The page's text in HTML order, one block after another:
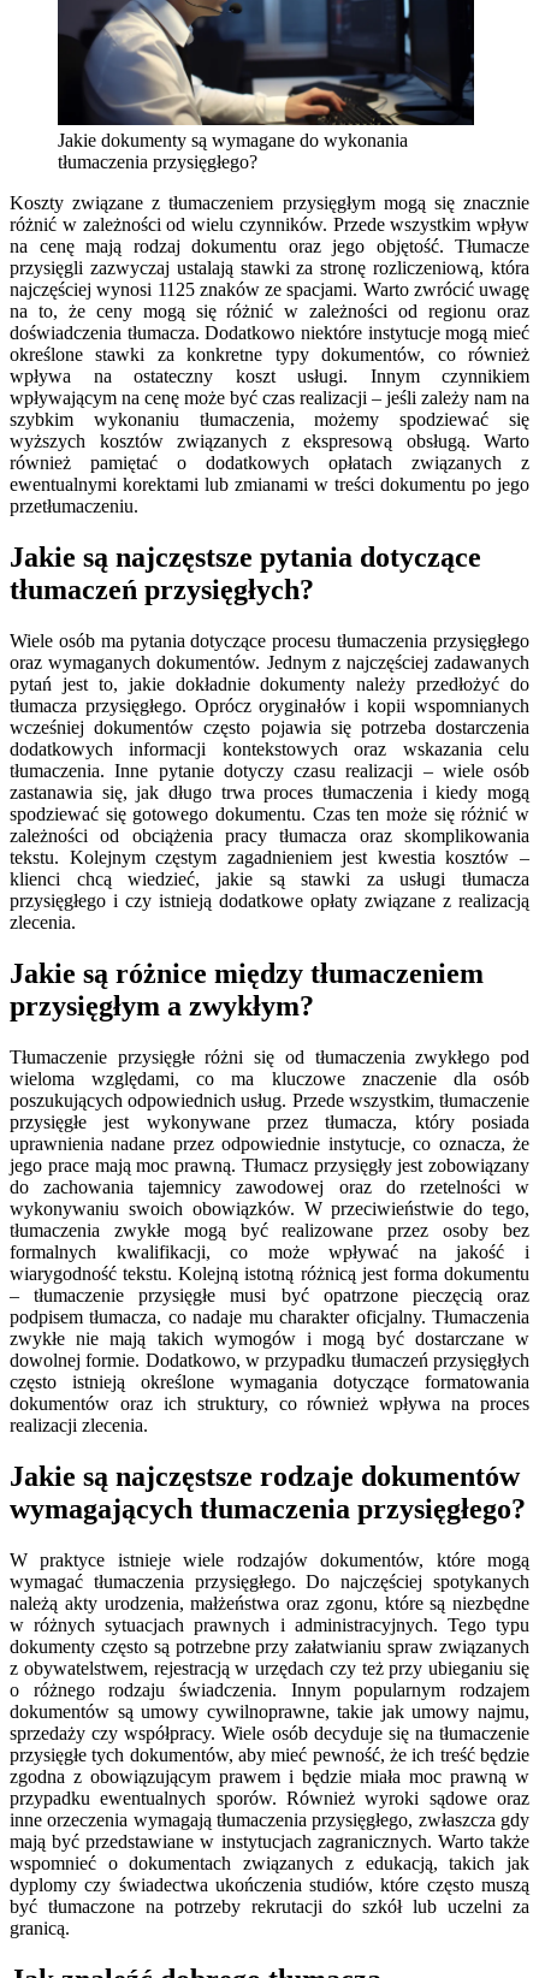
Jakie dokumenty są wymagane do wykonania
tłumaczenia przysięgłego?
Koszty związane z tłumaczeniem przysięgłym mogą się znacznie
różnić w zależności od wielu czynników. Przede wszystkim wpływ
na cenę mają rodzaj dokumentu oraz jego objętość. Tłumacze
przysięgli zazwyczaj ustalają stawki za stronę rozliczeniową, która
najczęściej wynosi 1125 znaków ze spacjami. Warto zwrócić uwagę
na to, że ceny mogą się różnić w zależności od regionu oraz
doświadczenia tłumacza. Dodatkowo niektóre instytucje mogą mieć
określone stawki za konkretne typy dokumentów, co również
wpływa na ostateczny koszt usługi. Innym czynnikiem
wpływającym na cenę może być czas realizacji – jeśli zależy nam na
szybkim wykonaniu tłumaczenia, możemy spodziewać się
wyższych kosztów związanych z ekspresową obsługą. Warto
również pamiętać o dodatkowych opłatach związanych z
ewentualnymi korektami lub zmianami w treści dokumentu po jego
przetłumaczeniu.
Jakie są najczęstsze pytania dotyczące
tłumaczeń przysięgłych?
Wiele osób ma pytania dotyczące procesu tłumaczenia przysięgłego
oraz wymaganych dokumentów. Jednym z najczęściej zadawanych
pytań jest to, jakie dokładnie dokumenty należy przedłożyć do
tłumacza przysięgłego. Oprócz oryginałów i kopii wspomnianych
wcześniej dokumentów często pojawia się potrzeba dostarczenia
dodatkowych informacji kontekstowych oraz wskazania celu
tłumaczenia. Inne pytanie dotyczy czasu realizacji – wiele osób
zastanawia się, jak długo trwa proces tłumaczenia i kiedy mogą
spodziewać się gotowego dokumentu. Czas ten może się różnić w
zależności od obciążenia pracy tłumacza oraz skomplikowania
tekstu. Kolejnym częstym zagadnieniem jest kwestia kosztów –
klienci chcą wiedzieć, jakie są stawki za usługi tłumacza
przysięgłego i czy istnieją dodatkowe opłaty związane z realizacją
zlecenia.
Jakie są różnice między tłumaczeniem
przysięgłym a zwykłym?
Tłumaczenie przysięgłe różni się od tłumaczenia zwykłego pod
wieloma względami, co ma kluczowe znaczenie dla osób
poszukujących odpowiednich usług. Przede wszystkim, tłumaczenie
przysięgłe jest wykonywane przez tłumacza, który posiada
uprawnienia nadane przez odpowiednie instytucje, co oznacza, że
jego prace mają moc prawną. Tłumacz przysięgły jest zobowiązany
do zachowania tajemnicy zawodowej oraz do rzetelności w
wykonywaniu swoich obowiązków. W przeciwieństwie do tego,
tłumaczenia zwykłe mogą być realizowane przez osoby bez
formalnych kwalifikacji, co może wpływać na jakość i
wiarygodność tekstu. Kolejną istotną różnicą jest forma dokumentu
– tłumaczenie przysięgłe musi być opatrzone pieczęcią oraz
podpisem tłumacza, co nadaje mu charakter oficjalny. Tłumaczenia
zwykłe nie mają takich wymogów i mogą być dostarczane w
dowolnej formie. Dodatkowo, w przypadku tłumaczeń przysięgłych
często istnieją określone wymagania dotyczące formatowania
dokumentów oraz ich struktury, co również wpływa na proces
realizacji zlecenia.
Jakie są najczęstsze rodzaje dokumentów
wymagających tłumaczenia przysięgłego?
W praktyce istnieje wiele rodzajów dokumentów, które mogą
wymagać tłumaczenia przysięgłego. Do najczęściej spotykanych
należą akty urodzenia, małżeństwa oraz zgonu, które są niezbędne
w różnych sytuacjach prawnych i administracyjnych. Tego typu
dokumenty często są potrzebne przy załatwianiu spraw związanych
z obywatelstwem, rejestracją w urzędach czy też przy ubieganiu się
o różnego rodzaju świadczenia. Innym popularnym rodzajem
dokumentów są umowy cywilnoprawne, takie jak umowy najmu,
sprzedaży czy współpracy. Wiele osób decyduje się na tłumaczenie
przysięgłe tych dokumentów, aby mieć pewność, że ich treść będzie
zgodna z obowiązującym prawem i będzie miała moc prawną w
przypadku ewentualnych sporów. Również wyroki sądowe oraz
inne orzeczenia wymagają tłumaczenia przysięgłego, zwłaszcza gdy
mają być przedstawiane w instytucjach zagranicznych. Warto także
wspomnieć o dokumentach związanych z edukacją, takich jak
dyplomy czy świadectwa ukończenia studiów, które często muszą
być tłumaczone na potrzeby rekrutacji do szkół lub uczelni za
granicą.